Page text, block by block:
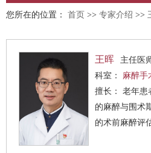
您所在的位置： 首页 >> 专家介绍 >>
王晖
主任医
科室： 麻醉手
擅长： 老年患者；肾移植，胰肾联合移植
的麻醉与围术
的术前麻醉评